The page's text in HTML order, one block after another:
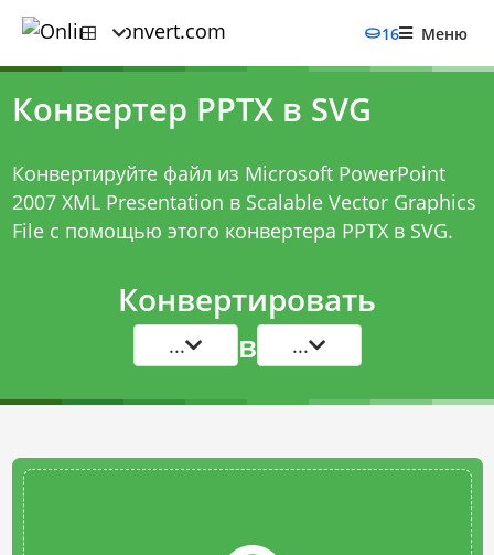
16 Меню
Конвертер PPTX в SVG
Конвертируйте файл из Microsoft PowerPoint
2007 XML Presentation в Scalable Vector Graphics
File с помощью этого конвертера PPTX в SVG.
Конвертировать
... в ...